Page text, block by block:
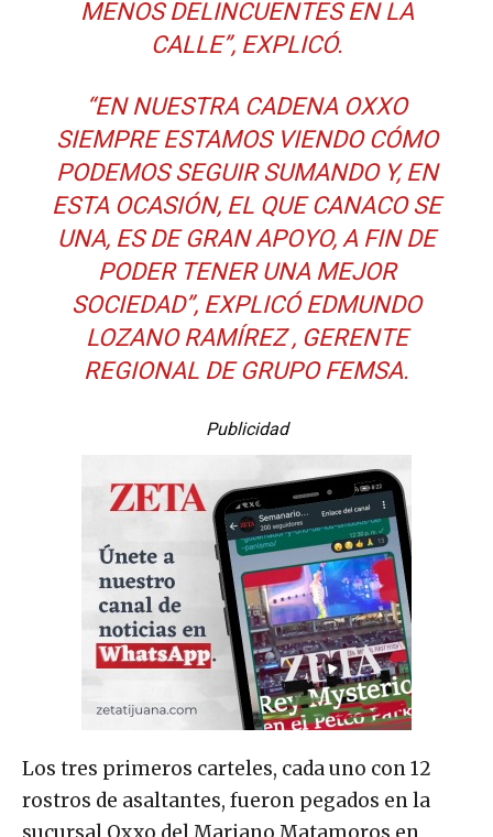
MENOS DELINCUENTES EN LA
CALLE”, EXPLICÓ.
“EN NUESTRA CADENA OXXO
SIEMPRE ESTAMOS VIENDO CÓMO
PODEMOS SEGUIR SUMANDO Y, EN
ESTA OCASIÓN, EL QUE CANACO SE
UNA, ES DE GRAN APOYO, A FIN DE
PODER TENER UNA MEJOR
SOCIEDAD”, EXPLICÓ EDMUNDO
LOZANO RAMÍREZ , GERENTE
REGIONAL DE GRUPO FEMSA.
Publicidad
Los tres primeros carteles, cada uno con 12
rostros de asaltantes, fueron pegados en la